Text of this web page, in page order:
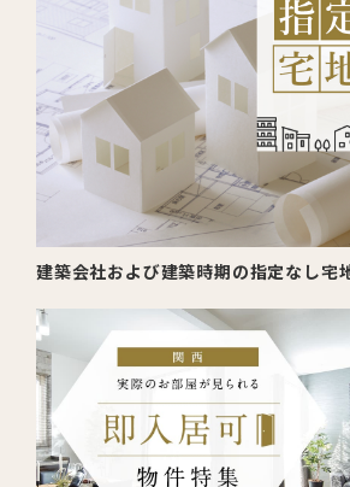
建築会社および建築時期の指定なし宅